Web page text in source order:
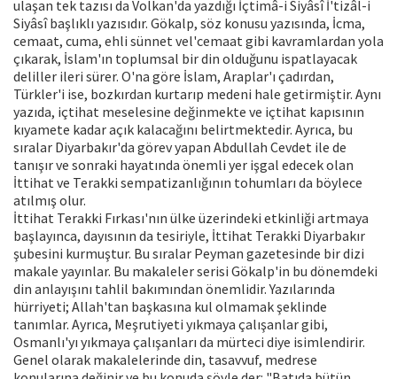
ulaşan tek tazısı da Volkan'da yazdığı İçtimâ-i Siyâsî İ'tizâl-i
Siyâsî başlıklı yazısıdır. Gökalp, söz konusu yazısında, İcma,
cemaat, cuma, ehli sünnet vel'cemaat gibi kavramlardan yola
çıkarak, İslam'ın toplumsal bir din olduğunu ispatlayacak
deliller ileri sürer. O'na göre İslam, Araplar'ı çadırdan,
Türkler'i ise, bozkırdan kurtarıp medeni hale getirmiştir. Aynı
yazıda, içtihat meselesine değinmekte ve içtihat kapısının
kıyamete kadar açık kalacağını belirtmektedir. Ayrıca, bu
sıralar Diyarbakır'da görev yapan Abdullah Cevdet ile de
tanışır ve sonraki hayatında önemli yer işgal edecek olan
İttihat ve Terakki sempatizanlığının tohumları da böylece
atılmış olur.
İttihat Terakki Fırkası'nın ülke üzerindeki etkinliği artmaya
başlayınca, dayısının da tesiriyle, İttihat Terakki Diyarbakır
şubesini kurmuştur. Bu sıralar Peyman gazetesinde bir dizi
makale yayınlar. Bu makaleler serisi Gökalp'in bu dönemdeki
din anlayışını tahlil bakımından önemlidir. Yazılarında
hürriyeti; Allah'tan başkasına kul olmamak şeklinde
tanımlar. Ayrıca, Meşrutiyeti yıkmaya çalışanlar gibi,
Osmanlı'yı yıkmaya çalışanları da mürteci diye isimlendirir.
Genel olarak makalelerinde din, tasavvuf, medrese